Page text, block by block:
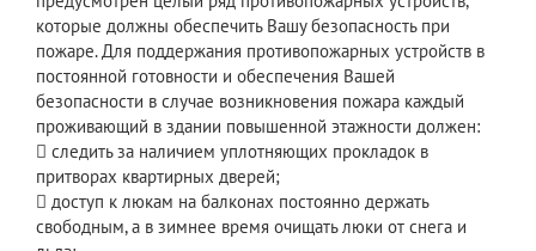
которые должны обеспечить Вашу безопасность при
пожаре. Для поддержания противопожарных устройств в
постоянной готовности и обеспечения Вашей
безопасности в случае возникновения пожара каждый
проживающий в здании повышенной этажности должен:
 следить за наличием уплотняющих прокладок в
притворах квартирных дверей;
 доступ к люкам на балконах постоянно держать
свободным, а в зимнее время очищать люки от снега и